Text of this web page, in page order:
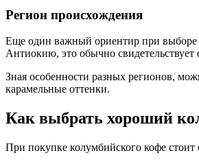
Регион происхождения
Еще один важный ориентир при выборе
Антиокию, это обычно свидетельствует
Зная особенности разных регионов,
карамельные оттенки.
Как выбрать хороший
При покупке колумбийского кофе